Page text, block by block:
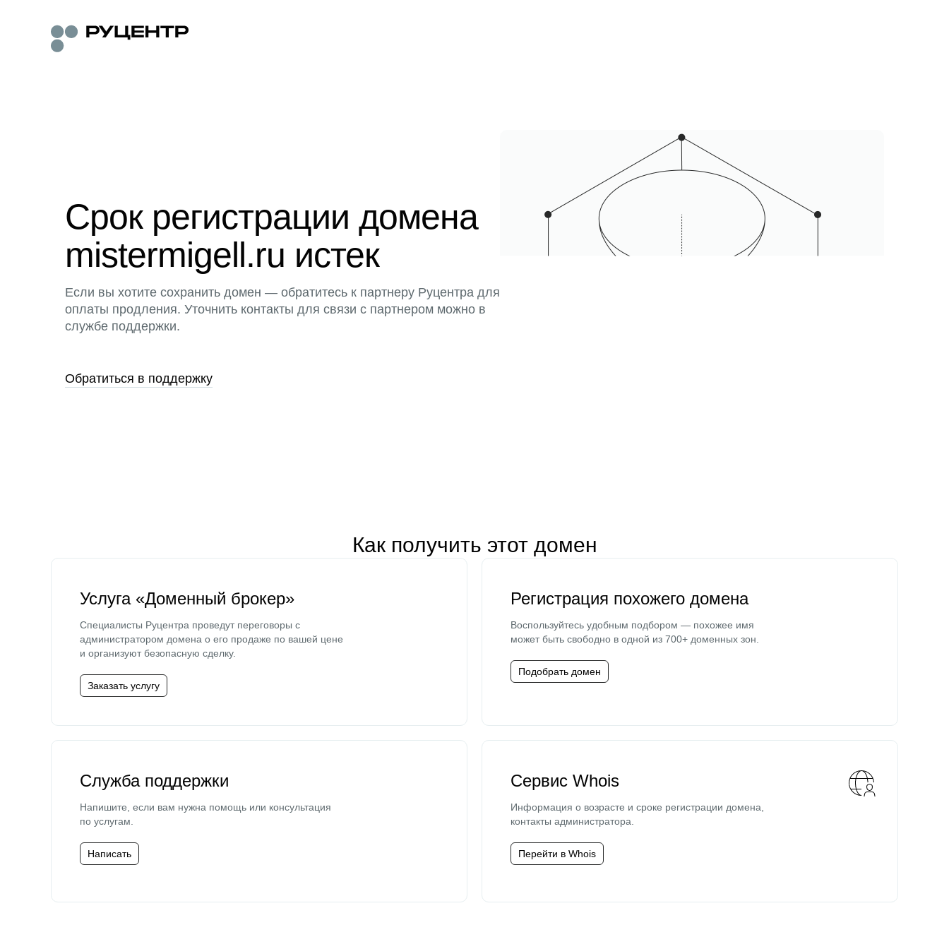
Срок регистрации домена
mistermigell.ru истек
Если вы хотите сохранить домен — обратитесь к партнеру Руцентра для
оплаты продления. Уточнить контакты для связи с партнером можно в
службе поддержки.
Обратиться в поддержку
Как получить этот домен
Услуга «Доменный брокер»
Специалисты Руцентра проведут переговоры с
администратором домена о его продаже по вашей цене
и организуют безопасную сделку.
Заказать услугу
Регистрация похожего домена
Воспользуйтесь удобным подбором — похожее имя
может быть свободно в одной из 700+ доменных зон.
Подобрать домен
Служба поддержки
Напишите, если вам нужна помощь или консультация
по услугам.
Написать
Сервис Whois
Информация о возрасте и сроке регистрации домена,
контакты администратора.
Перейти в Whois